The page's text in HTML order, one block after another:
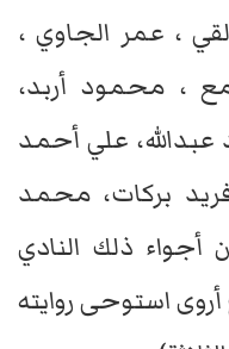
، عمر الجاوي ،
، محمود أربد،
علي أحمد
بركات، محمد
أجواء ذلك النادي
استوحى روايته